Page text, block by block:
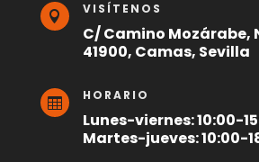
 VISÍTENOS
C/ Camino Mozárabe,
41900, Camas, Sevilla
 HORARIO
Lunes-viernes: 10:00-
Martes-jueves: 10:00-